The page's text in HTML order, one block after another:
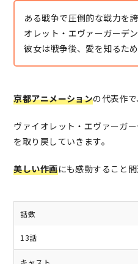
ある戦争で圧倒的な戦力を
オレット・エヴァーガーデン
彼女は戦争後、愛を知るた
京都アニメーションの代表作
ヴァイオレット・エヴァーガ
を取り戻していきます。
美しい作画にも感動すること間
話数
13話